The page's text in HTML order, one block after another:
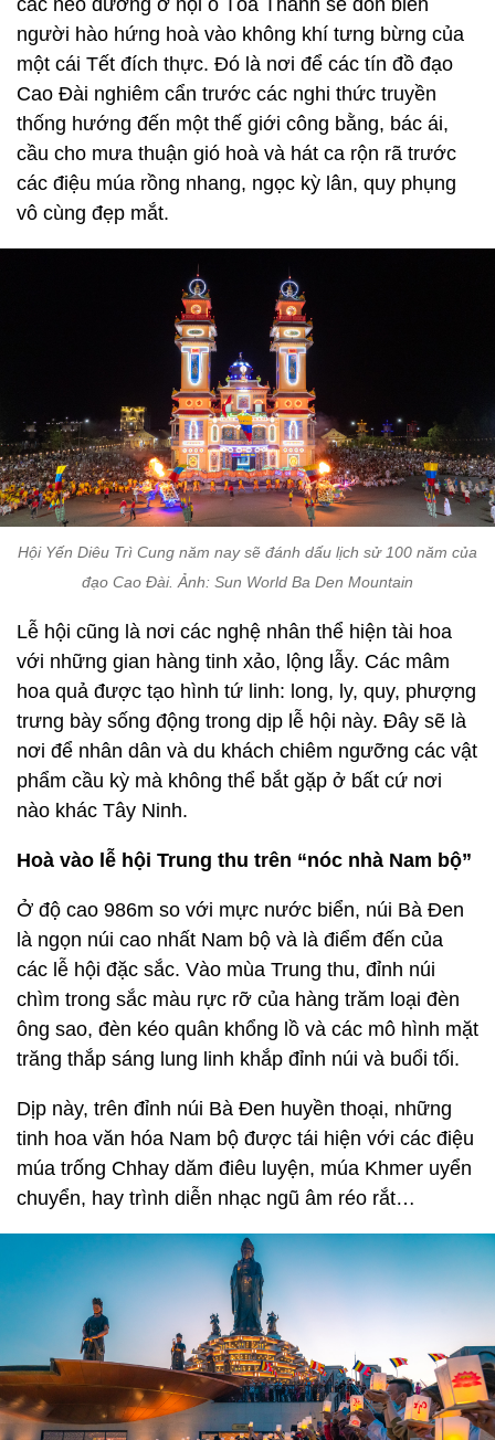
người hào hứng hoà vào không khí tưng bừng của
một cái Tết đích thực. Đó là nơi để các tín đồ đạo
Cao Đài nghiêm cẩn trước các nghi thức truyền
thống hướng đến một thế giới công bằng, bác ái,
cầu cho mưa thuận gió hoà và hát ca rộn rã trước
các điệu múa rồng nhang, ngọc kỳ lân, quy phụng
vô cùng đẹp mắt.
Hội Yến Diêu Trì Cung năm nay sẽ đánh dấu lịch sử 100 năm của
đạo Cao Đài. Ảnh: Sun World Ba Den Mountain
Lễ hội cũng là nơi các nghệ nhân thể hiện tài hoa
với những gian hàng tinh xảo, lộng lẫy. Các mâm
hoa quả được tạo hình tứ linh: long, ly, quy, phượng
trưng bày sống động trong dịp lễ hội này. Đây sẽ là
nơi để nhân dân và du khách chiêm ngưỡng các vật
phẩm cầu kỳ mà không thể bắt gặp ở bất cứ nơi
nào khác Tây Ninh.
Hoà vào lễ hội Trung thu trên “nóc nhà Nam bộ”
Ở độ cao 986m so với mực nước biển, núi Bà Đen
là ngọn núi cao nhất Nam bộ và là điểm đến của
các lễ hội đặc sắc. Vào mùa Trung thu, đỉnh núi
chìm trong sắc màu rực rỡ của hàng trăm loại đèn
ông sao, đèn kéo quân khổng lồ và các mô hình mặt
trăng thắp sáng lung linh khắp đỉnh núi và buổi tối.
Dịp này, trên đỉnh núi Bà Đen huyền thoại, những
tinh hoa văn hóa Nam bộ được tái hiện với các điệu
múa trống Chhay dăm điêu luyện, múa Khmer uyển
chuyển, hay trình diễn nhạc ngũ âm réo rắt…